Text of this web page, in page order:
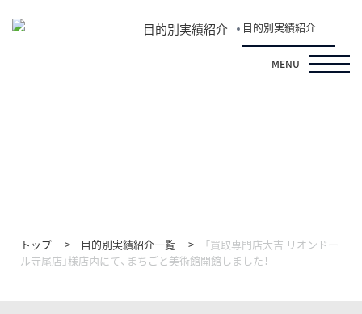
目的別実績紹介 目的別実績紹介
MENU
トップ 目的別実績紹介一覧
「買取専門店大吉 リオンドー
ル寺尾店」様店内にて、まちごと美術館開館しました！